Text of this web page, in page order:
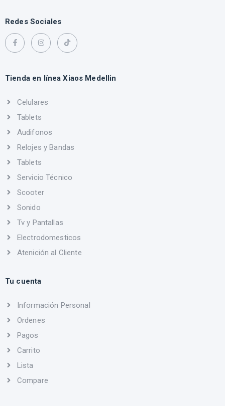
Redes Sociales
Tienda en línea Xiaos Medellin
Celulares
Tablets
Audifonos
Relojes y Bandas
Tablets
Servicio Técnico
Scooter
Sonido
Tv y Pantallas
Electrodomesticos
Atenición al Cliente
Tu cuenta
Información Personal
Ordenes
Pagos
Carrito
Lista
Compare